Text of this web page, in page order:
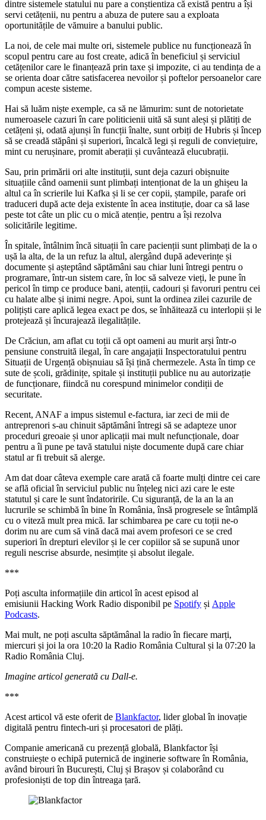
dintre sistemele statului nu pare a conștientiza că există pentru a își
servi cetățenii, nu pentru a abuza de putere sau a exploata
oportunitățile de vămuire a banului public.
La noi, de cele mai multe ori, sistemele publice nu funcționează în
scopul pentru care au fost create, adică în beneficiul și serviciul
cetățenilor care le finanțează prin taxe și impozite, ci au tendința de a
se orienta doar către satisfacerea nevoilor și poftelor persoanelor care
compun aceste sisteme.
Hai să luăm niște exemple, ca să ne lămurim: sunt de notorietate
numeroasele cazuri în care politicienii uită să sunt aleși și plătiți de
cetățeni și, odată ajunși în funcții înalte, sunt orbiți de Hubris și încep
să se creadă stăpâni și superiori, încalcă legi și reguli de conviețuire,
mint cu nerușinare, promit aberații și cuvântează elucubrații.
Sau, prin primării ori alte instituții, sunt deja cazuri obișnuite
situațiile când oamenii sunt plimbați intenționat de la un ghișeu la
altul ca în scrierile lui Kafka și li se cer copii, ștampile, parafe ori
traduceri după acte deja existente în acea instituție, doar ca să lase
peste tot câte un plic cu o mică atenție, pentru a își rezolva
solicitările legitime.
În spitale, întâlnim încă situații în care pacienții sunt plimbați de la o
ușă la alta, de la un refuz la altul, alergând după adeverințe și
documente și așteptând săptămâni sau chiar luni întregi pentru o
programare, într-un sistem care, în loc să salveze vieți, le pune în
pericol în timp ce produce bani, atenții, cadouri și favoruri pentru cei
cu halate albe și inimi negre. Apoi, sunt la ordinea zilei cazurile de
polițiști care aplică legea exact pe dos, se înhăitează cu interlopii și le
protejează și încurajează ilegalitățile.
De Crăciun, am aflat cu toții că opt oameni au murit arși într-o
pensiune construită ilegal, în care angajații Inspectoratului pentru
Situații de Urgență obișnuiau să își țină chermezele. Asta în timp ce
sute de școli, grădinițe, spitale și instituții publice nu au autorizație
de funcționare, fiindcă nu corespund minimelor condiții de
securitate.
Recent, ANAF a impus sistemul e-factura, iar zeci de mii de
antreprenori s-au chinuit săptămâni întregi să se adapteze unor
proceduri greoaie și unor aplicații mai mult nefuncționale, doar
pentru a îi pune pe tavă statului niște documente după care chiar
statul ar fi trebuit să alerge.
Am dat doar câteva exemple care arată că foarte mulți dintre cei care
se află oficial în serviciul public nu înțeleg nici azi care le este
statutul și care le sunt îndatoririle. Cu siguranță, de la an la an
lucrurile se schimbă în bine în România, însă progresele se întâmplă
cu o viteză mult prea mică. Iar schimbarea pe care cu toții ne-o
dorim nu are cum să vină dacă mai avem profesori ce se cred
superiori în drepturi elevilor și le cer copiilor să se supună unor
reguli nescrise absurde, nesimțite și absolut ilegale.
***
Poți asculta informațiile din articol în acest episod al
emisiunii Hacking Work Radio disponibil pe Spotify și Apple
Podcasts.
Mai mult, ne poți asculta săptămânal la radio în fiecare marți,
miercuri și joi la ora 10:20 la Radio România Cultural și la 07:20 la
Radio România Cluj.
Imagine articol generată cu Dall-e.
***
Acest articol vă este oferit de Blankfactor, lider global în inovație
digitală pentru fintech-uri și procesatori de plăți.
Companie americană cu prezență globală, Blankfactor își
construiește o echipă puternică de inginerie software în România,
având birouri în București, Cluj și Brașov și colaborând cu
profesioniști de top din întreaga țară.